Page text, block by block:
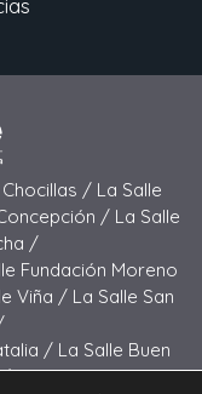
Chocillas / La Salle
/ La Salle
/
Fundación Moreno
Viña / La Salle San
/ La Salle Buen
/La Salle San José